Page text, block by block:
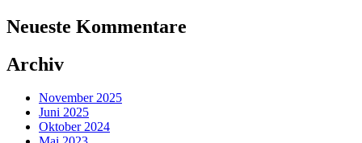
Neueste Kommentare
Archiv
November 2025
Juni 2025
Oktober 2024